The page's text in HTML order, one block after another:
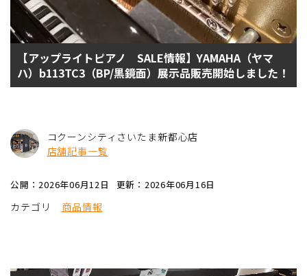
【アップライトピアノ SALE情報】YAMAHA（ヤマ
ハ）b113TC3（BP/黒鏡面）展示品販売開始しました！
コクーンシティさいたま新都心店
店舗記事一覧
公開：2026年06月12日 更新：2026年06月16日
カテゴリ 商品情報